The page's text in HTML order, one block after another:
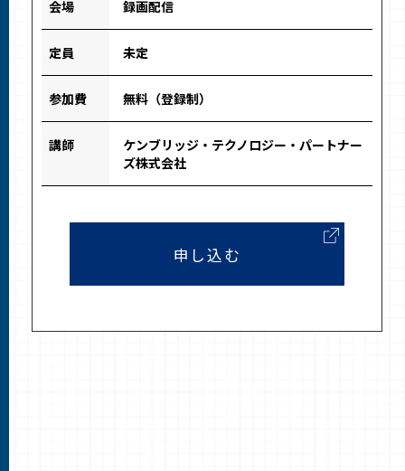
会場 録画配信
定員 未定
参加費 無料（登録制）
講師
ケンブリッジ・テクノロジー・パートナー
ズ株式会社
申し込む